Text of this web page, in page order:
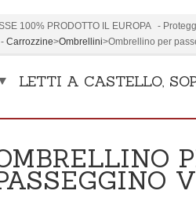
100% PRODOTTO IL EUROPA -
- Carrozzine>Ombrellini>Ombrellino per
LETTI A CASTELLO,